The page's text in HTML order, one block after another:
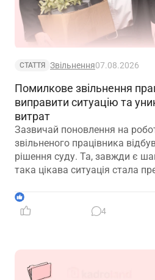
СТАТТЯ Звільнення07.08.2026
Помилкове звільнення
виправити ситуацію та
витрат
Зазвичай поновлення на
звільненого працівника
рішення суду. Та, завжди є
така цікава ситуація стала
скасував помилково виданий
Розберемо її докладно
1
4